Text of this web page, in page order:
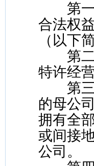
第一
合法权
（以下
第二
特许经
第三
的母公
拥有全
或间接
公司。